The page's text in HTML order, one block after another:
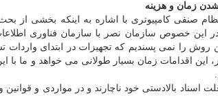
زمان و هزینه
صنفی کامپیوتری با اشاره به اینکه بخشی از
این خصوص سازمان نصر با سازمان فناوری
روش را نمی پسندیم که تجهیزات در ابتدای
این اقدامات زمان بسیار طولانی می خواهد و ما با
علت اسناد بالادستی خود ناچارند و در مواردی و